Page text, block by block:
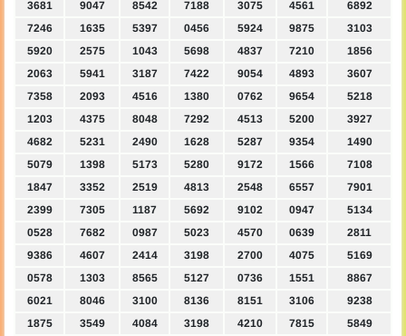
3681
9047 8542 7188 3075 4561
6892
7246
1635 5397 0456 5924 9875
3103
5920
2575 1043 5698 4837 7210
1856
2063
5941 3187 7422 9054 4893
3607
7358
2093 4516 1380 0762 9654
5218
1203
4375 8048 7292 4513 5200
3927
4682
5231 2490 1628 5287 9354
1490
5079
1398 5173 5280 9172 1566
7108
1847
3352 2519 4813 2548 6557
7901
2399
7305 1187 5692 9102 0947
5134
0528
7682 0987 5023 4570 0639
2811
9386
4607 2414 3198 2700 4075
5169
0578
1303 8565 5127 0736 1551
8867
6021
8046 3100 8136 8151 3106
9238
1875
3549 4084 3198 4210 7815
5849